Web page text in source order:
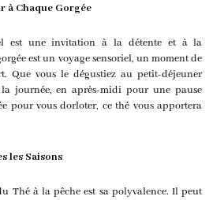
à Chaque Gorgée
est une invitation à la détente et à la
est un voyage sensoriel, un moment de
Que vous le dégustiez au petit-déjeuner
journée, en après-midi pour une pause
pour vous dorloter, ce thé vous apportera
les Saisons
Thé à la pêche est sa polyvalence. Il peut